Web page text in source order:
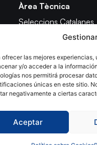
ofrecer las mejores
y/o acceder a la
nos permitirá procesar
únicas en este sitio.
negativamente a ciertas
Aceptar
Àrea Tècnica
Seleccions Catalanes
Seleccions Handbol
Tecnificació Territorial
CATH
Promoció
Política de Privacidad